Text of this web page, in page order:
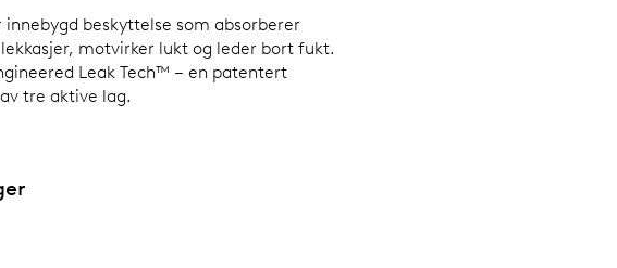
innebygd beskyttelse som absorberer
motvirker lukt og leder bort fukt.
Leak Tech™ – en patentert
tre aktive lag.